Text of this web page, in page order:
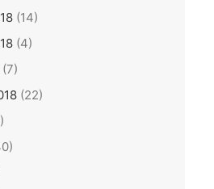
(14)
(4)
(7)
(22)